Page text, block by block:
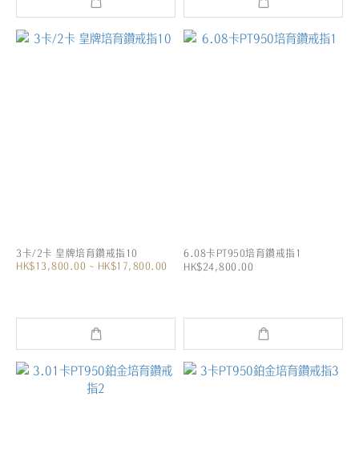
3卡/2卡 皇牌培育鑽戒指10
HK$13,800.00 ~ HK$17,800.00
6.08卡PT950培育鑽戒指1
HK$24,800.00